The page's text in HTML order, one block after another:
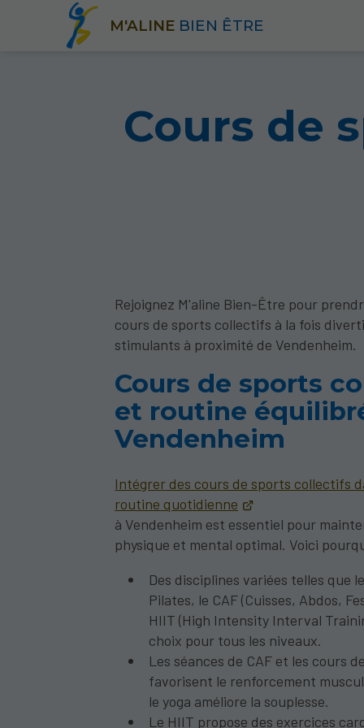
M'ALINE BIEN ÊTRE
Cours de
Rejoignez M'aline Bien-Être pour
cours de sports collectifs à la fois
stimulants à proximité de Vendenheim.
Cours de sports
et routine
Vendenheim
Intégrer des cours de sports collectifs
routine quotidienne
à Vendenheim est essentiel pour
physique et mental optimal. Voici
Des disciplines variées telles que
Pilates, le CAF (Cuisses, Abdos,
HIIT (High Intensity Interval
choix pour tous les niveaux.
Les séances de CAF et les cours
favorisent le renforcement
le yoga améliore la souplesse.
Le HIIT propose des exercices